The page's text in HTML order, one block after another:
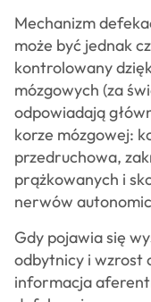
Mechanizm
może być jednak
kontrolowany
mózgowych (za
odpowiadają
korze mózgowej:
przedruchowa,
prążkowanych i
nerwów
Gdy pojawia się
odbytnicy i wzrost
informacja